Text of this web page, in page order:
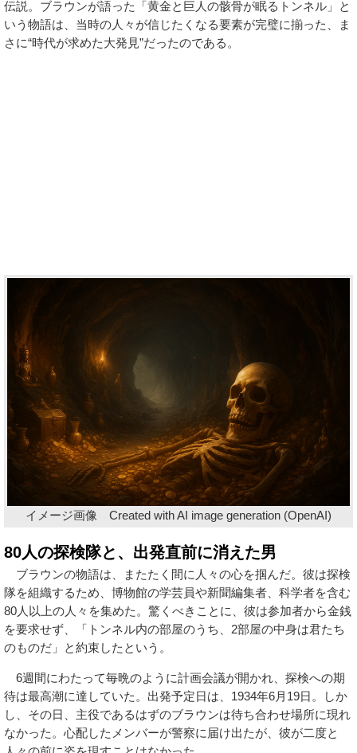
伝説。ブラウンが語った「黄金と巨人の骸骨が眠るトンネル」と
いう物語は、当時の人々が信じたくなる要素が完璧に揃った、ま
さに“時代が求めた大発見”だったのである。
イメージ画像 Created with AI image generation (OpenAI)
80人の探検隊と、出発直前に消えた男
ブラウンの物語は、またたく間に人々の心を掴んだ。彼は探検
隊を組織するため、博物館の学芸員や新聞編集者、科学者を含む
80人以上の人々を集めた。驚くべきことに、彼は参加者から金銭
を要求せず、「トンネル内の部屋のうち、2部屋の中身は君たち
のものだ」と約束したという。
6週間にわたって毎晩のように計画会議が開かれ、探検への期
待は最高潮に達していた。出発予定日は、1934年6月19日。しか
し、その日、主役であるはずのブラウンは待ち合わせ場所に現れ
なかった。心配したメンバーが警察に届け出たが、彼が二度と